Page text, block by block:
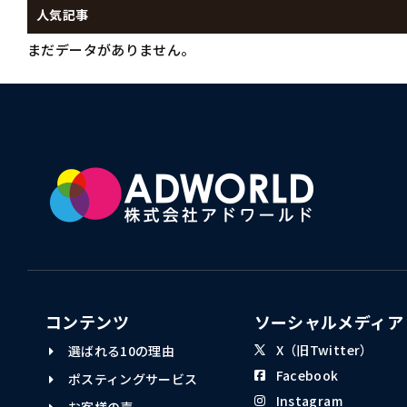
人気記事
まだデータがありません。
コンテンツ
選ばれる10の理由
ポスティングサービス
ソーシャルメディア
X（旧Twitter）
Facebook
Instagram